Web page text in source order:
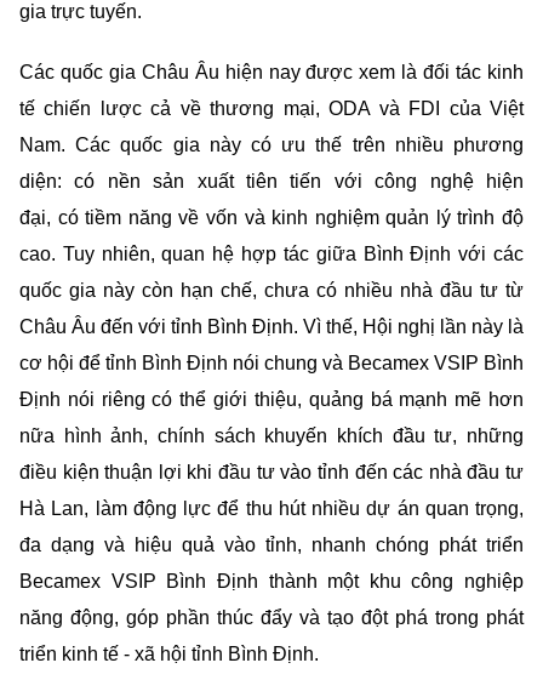
gia trực tuyến.
Các quốc gia Châu Âu hiện nay được xem là đối tác kinh
tế chiến lược cả về thương mại, ODA và FDI của Việt
Nam. Các quốc gia này có ưu thế trên nhiều phương
diện: có nền sản xuất tiên tiến với công nghệ hiện
đại, có tiềm năng về vốn và kinh nghiệm quản lý trình độ
cao. Tuy nhiên, quan hệ hợp tác giữa Bình Định với các
quốc gia này còn hạn chế, chưa có nhiều nhà đầu tư từ
Châu Âu đến với tỉnh Bình Định. Vì thế, Hội nghị lần này là
cơ hội để tỉnh Bình Định nói chung và Becamex VSIP Bình
Định nói riêng có thể giới thiệu, quảng bá mạnh mẽ hơn
nữa hình ảnh, chính sách khuyến khích đầu tư, những
điều kiện thuận lợi khi đầu tư vào tỉnh đến các nhà đầu tư
Hà Lan, làm động lực để thu hút nhiều dự án quan trọng,
đa dạng và hiệu quả vào tỉnh, nhanh chóng phát triển
Becamex VSIP Bình Định thành một khu công nghiệp
năng động, góp phần thúc đẩy và tạo đột phá trong phát
triển kinh tế - xã hội tỉnh Bình Định.